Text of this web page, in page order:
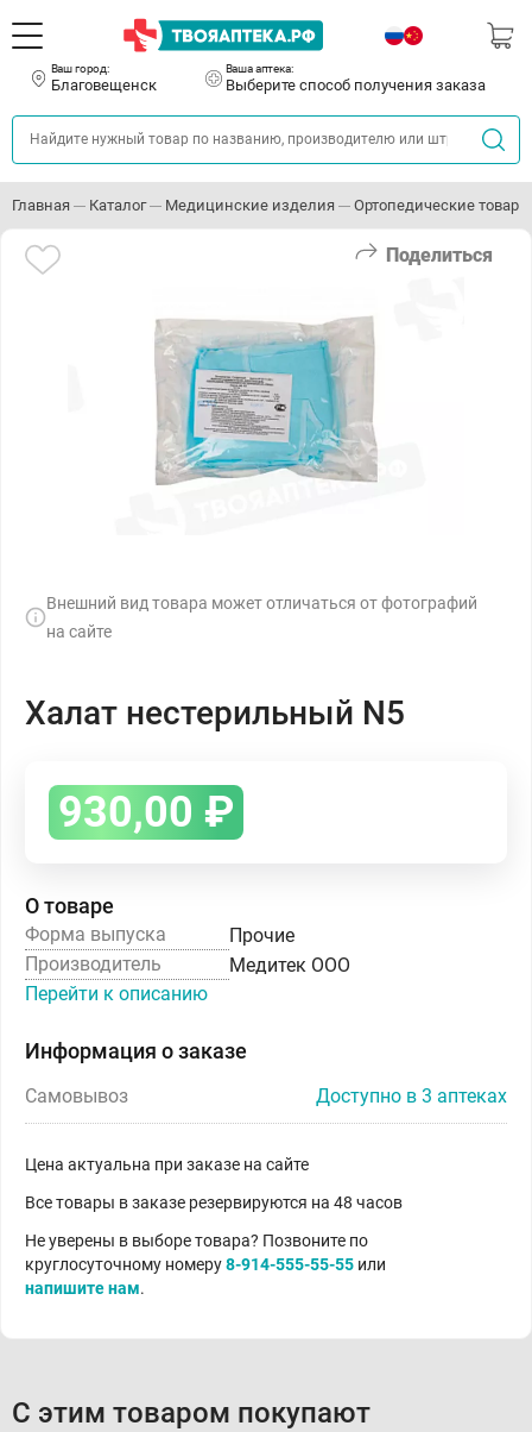
Ваш город:
Благовещенск
Ваша аптека:
Выберите способ получения заказа
Главная Каталог Медицинские изделия Ортопедические товары
Поделиться
Внешний вид товара может отличаться от фотографий
на сайте
Халат нестерильный N5
930,00 ₽
О товаре
Форма выпуска
Прочие
Производитель
Медитек ООО
Перейти к описанию
Информация о заказе
Самовывоз Доступно в 3 аптеках
Цена актуальна при заказе на сайте
Все товары в заказе резервируются на 48 часов
Не уверены в выборе товара? Позвоните по
круглосуточному номеру8-914-555-55-55 или
напишите нам.
С этим товаром покупают